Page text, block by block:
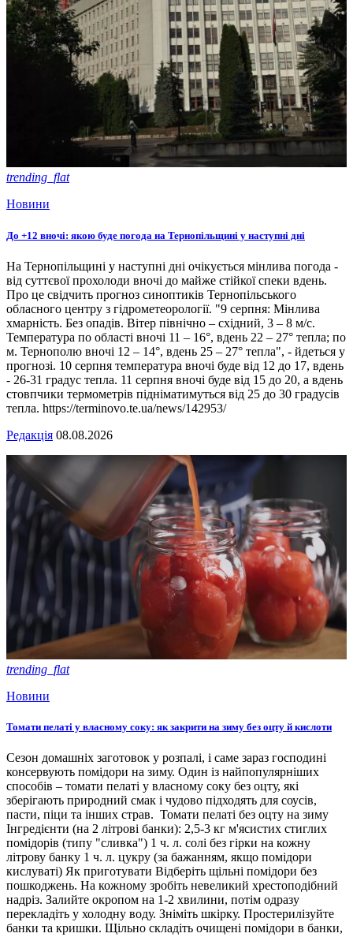
trending_flat
Новини
До +12 вночі: якою буде погода на Тернопільщині у наступні дні
На Тернопільщині у наступні дні очікується мінлива погода -
від суттєвої прохолоди вночі до майже стійкої спеки вдень.
Про це свідчить прогноз синоптиків Тернопільського
обласного центру з гідрометеорології. "9 серпня: Мінлива
хмарність. Без опадів. Вітер північно – східний, 3 – 8 м/с.
Температура по області вночі 11 – 16°, вдень 22 – 27° тепла; по
м. Тернополю вночі 12 – 14°, вдень 25 – 27° тепла", - йдеться у
прогнозі. 10 серпня температура вночі буде від 12 до 17, вдень
- 26-31 градус тепла. 11 серпня вночі буде від 15 до 20, а вдень
стовпчики термометрів підніматимуться від 25 до 30 градусів
тепла. https://terminovo.te.ua/news/142953/
Редакція 08.08.2026
trending_flat
Новини
Томати пелаті у власному соку: як закрити на зиму без оцту й кислоти
Сезон домашніх заготовок у розпалі, і саме зараз господині
консервують помідори на зиму. Один із найпопулярніших
способів – томати пелаті у власному соку без оцту, які
зберігають природний смак і чудово підходять для соусів,
пасти, піци та інших страв. Томати пелаті без оцту на зиму
Інгредієнти (на 2 літрові банки): 2,5-3 кг м'ясистих стиглих
помідорів (типу "сливка") 1 ч. л. солі без гірки на кожну
літрову банку 1 ч. л. цукру (за бажанням, якщо помідори
кислуваті) Як приготувати Відберіть щільні помідори без
пошкоджень. На кожному зробіть невеликий хрестоподібний
надріз. Залийте окропом на 1-2 хвилини, потім одразу
перекладіть у холодну воду. Зніміть шкірку. Простерилізуйте
банки та кришки. Щільно складіть очищені помідори в банки,